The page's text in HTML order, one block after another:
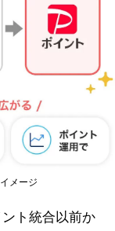
メージ
ト統合以前か